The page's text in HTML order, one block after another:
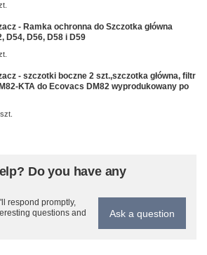
- Ramka ochronna do Szczotka główna
D54, D56, D58 i D59
- szczotki boczne 2 szt.,szczotka główna, filtr
KTA do Ecovacs DM82 wyprodukowany po
szt.
Do you have any
respond promptly,
questions and
Ask a question